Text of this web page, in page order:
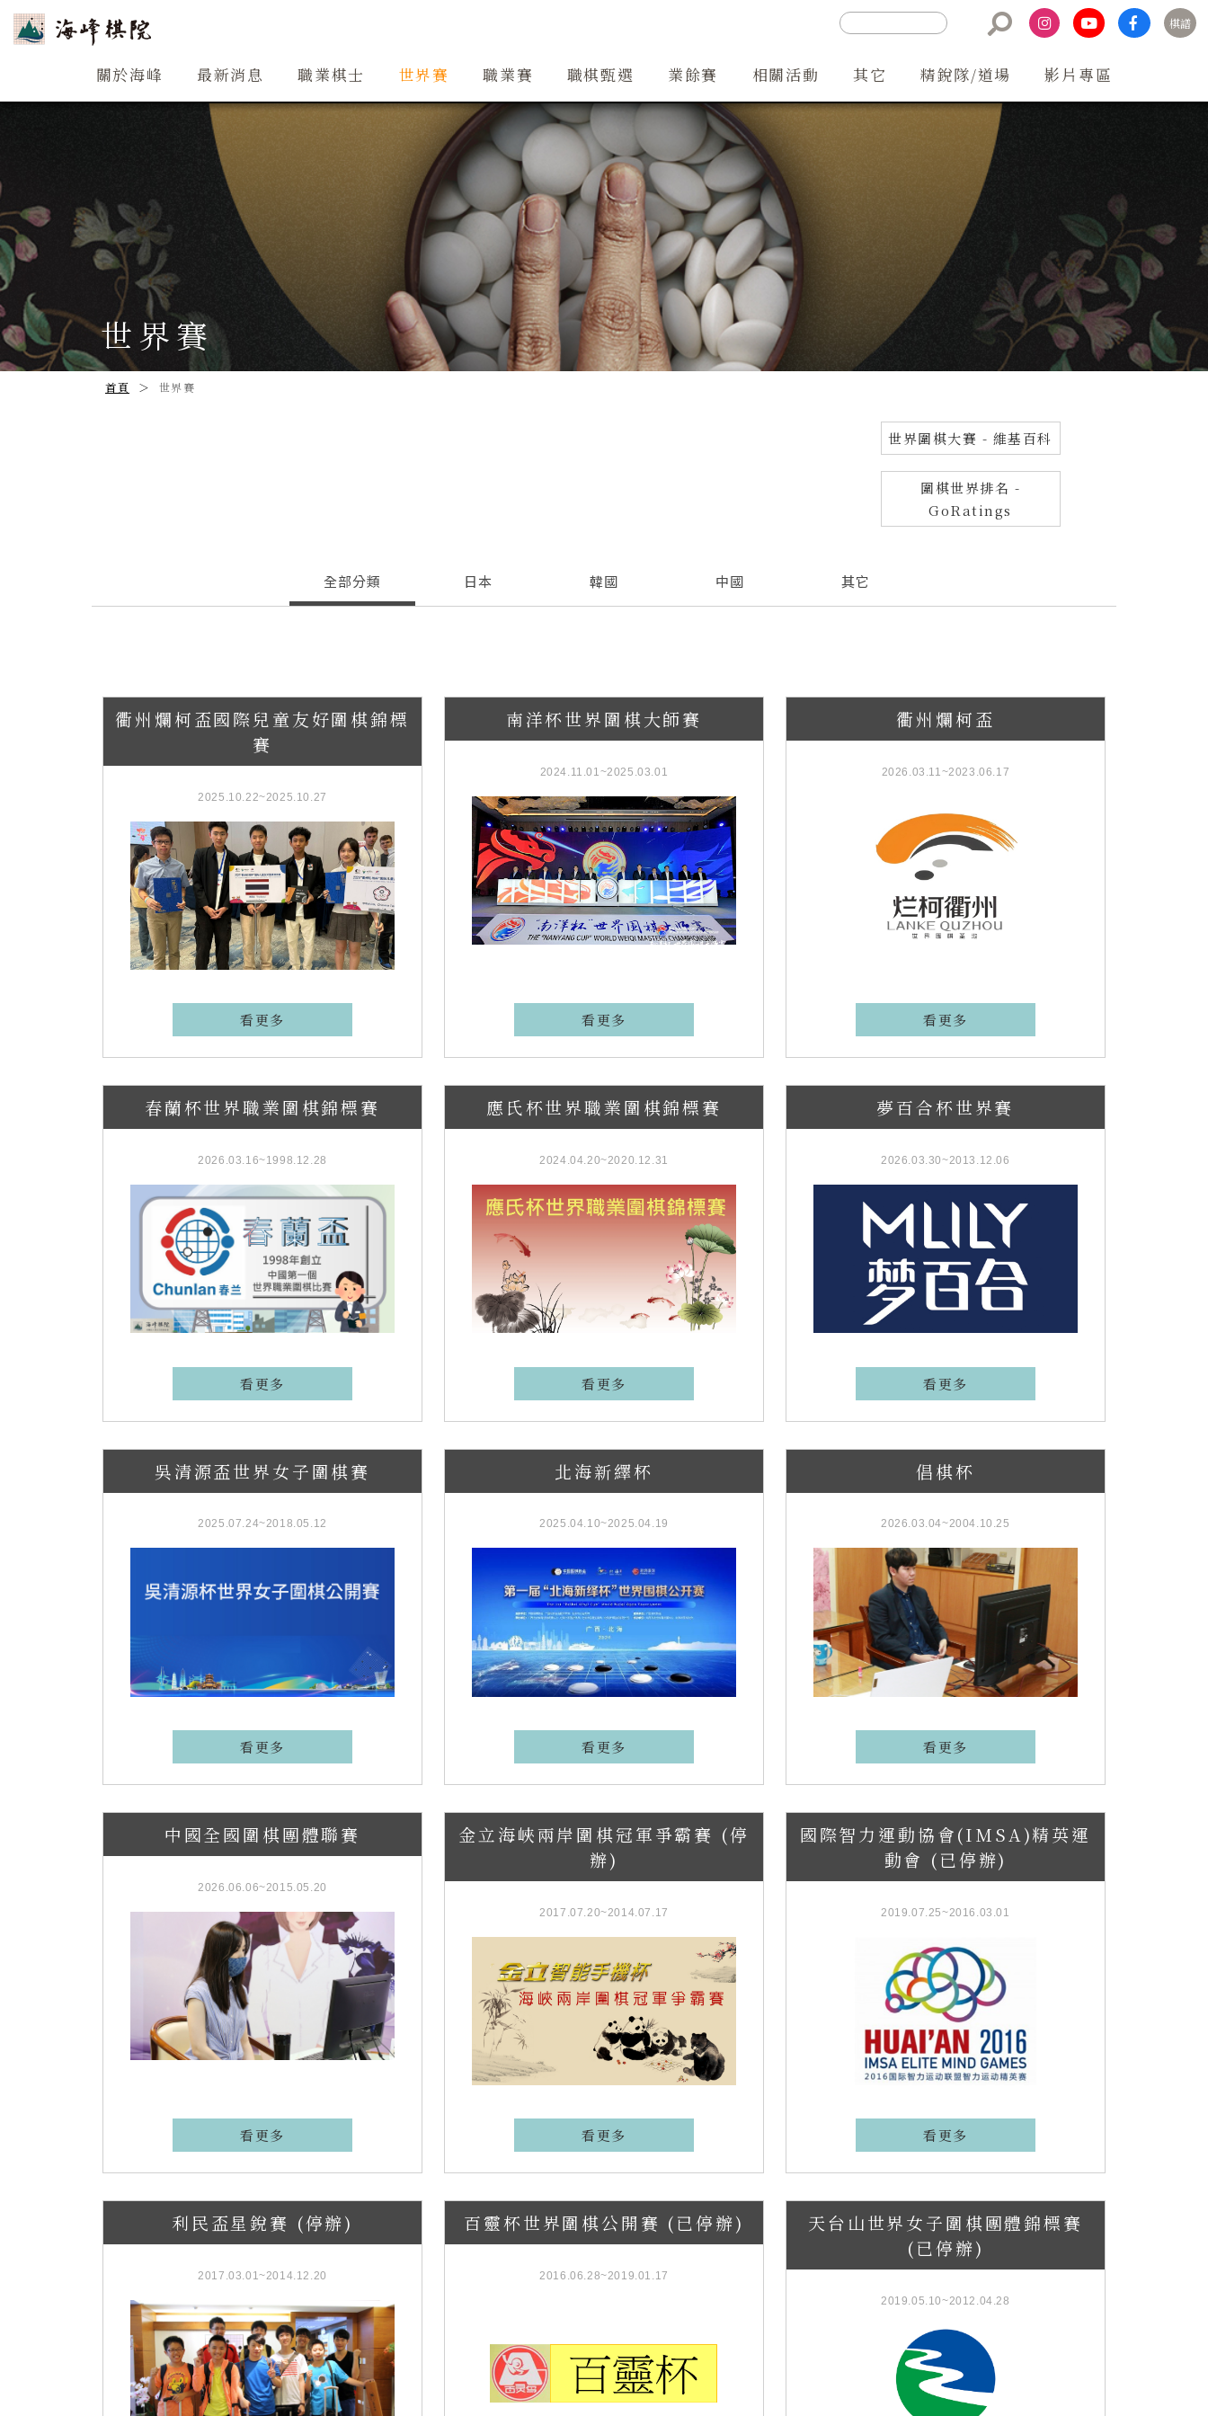
棋譜
關於海峰 最新消息 職業棋士 世界賽 職業賽 職棋甄選 業餘賽 相關活動 其它 精銳隊/道場 影片專區
關於海峰 創辦人簡介 大事紀 行事曆 聯絡方式
精銳隊 道場 精銳隊交流
世界賽
首頁 世界賽
世界圍棋大賽 - 維基百科
圍棋世界排名 -
GoRatings
全部分類 日本 韓國 中國 其它
衢州爛柯盃國際兒童友好圍棋錦標
賽
2025.10.22~2025.10.27
看更多
南洋杯世界圍棋大師賽
2024.11.01~2025.03.01
看更多
衢州爛柯盃
2026.03.11~2023.06.17
看更多
春蘭杯世界職業圍棋錦標賽
2026.03.16~1998.12.28
看更多
應氏杯世界職業圍棋錦標賽
2024.04.20~2020.12.31
看更多
夢百合杯世界賽
2026.03.30~2013.12.06
看更多
吳清源盃世界女子圍棋賽
2025.07.24~2018.05.12
看更多
北海新繹杯
2025.04.10~2025.04.19
看更多
倡棋杯
2026.03.04~2004.10.25
看更多
中國全國圍棋團體聯賽
2026.06.06~2015.05.20
看更多
金立海峽兩岸圍棋冠軍爭霸賽 (停
辦)
2017.07.20~2014.07.17
看更多
國際智力運動協會(IMSA)精英運
動會 (已停辦)
2019.07.25~2016.03.01
看更多
利民盃星銳賽 (停辦)
2017.03.01~2014.12.20
百靈杯世界圍棋公開賽 (已停辦)
2016.06.28~2019.01.17
天台山世界女子圍棋團體錦標賽
(已停辦)
2019.05.10~2012.04.28